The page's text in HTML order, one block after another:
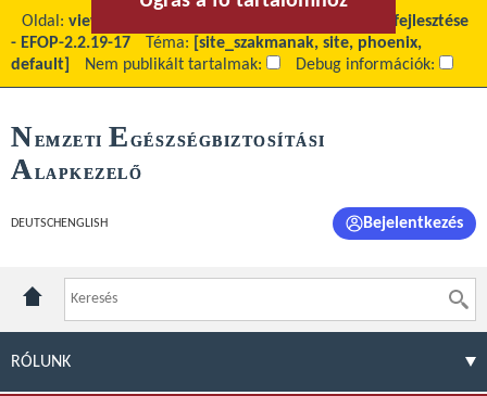
Oldal: view
Járóbeteg Szolgátatások fejlesztése
- EFOP-2.2.19-17
Téma:
[site_szakmanak, site, phoenix,
default]
Nem publikált tartalmak: Debug információk:
NEMZETI E GÉSZSÉGBIZTOSÍTÁSI
ALAPKEZELŐ
DEUTSCH ENGLISH Bejelentkezés
RÓLUNK